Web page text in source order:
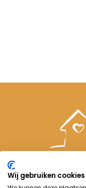
Wij gebruiken cookies